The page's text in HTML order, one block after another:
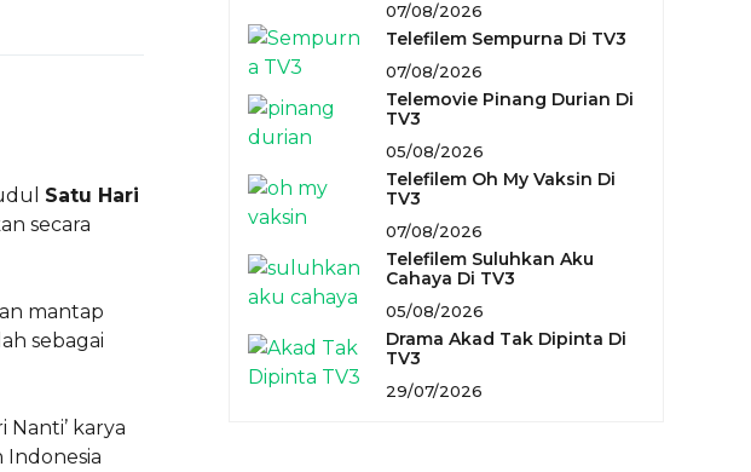
Satu Hari
secara
mantap
sebagai
karya
Indonesia
07/08/2026
Telefilem Sempurna Di TV3
07/08/2026
Telemovie Pinang Durian Di
TV3
05/08/2026
Telefilem Oh My Vaksin Di
TV3
07/08/2026
Telefilem Suluhkan Aku
Cahaya Di TV3
05/08/2026
Drama Akad Tak Dipinta Di
TV3
29/07/2026